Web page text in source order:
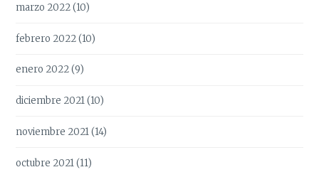
marzo 2022(10)
febrero 2022(10)
enero 2022(9)
diciembre 2021(10)
noviembre 2021(14)
octubre 2021(11)